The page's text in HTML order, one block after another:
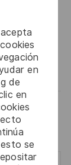
en
de
en
se